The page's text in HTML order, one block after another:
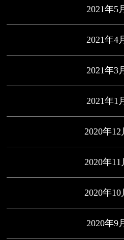
2021年5
2021年4
2021年3
2021年1
2020年12
2020年11
2020年10
2020年9